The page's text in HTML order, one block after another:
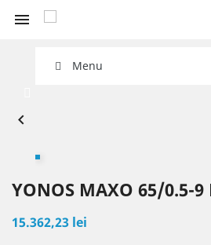
Add to wishlist
Create new list
Create wishlist
Sign in
You need to be logged in to save

Menu

YONOS MAXO 65/0.5-9
15.362,23 lei